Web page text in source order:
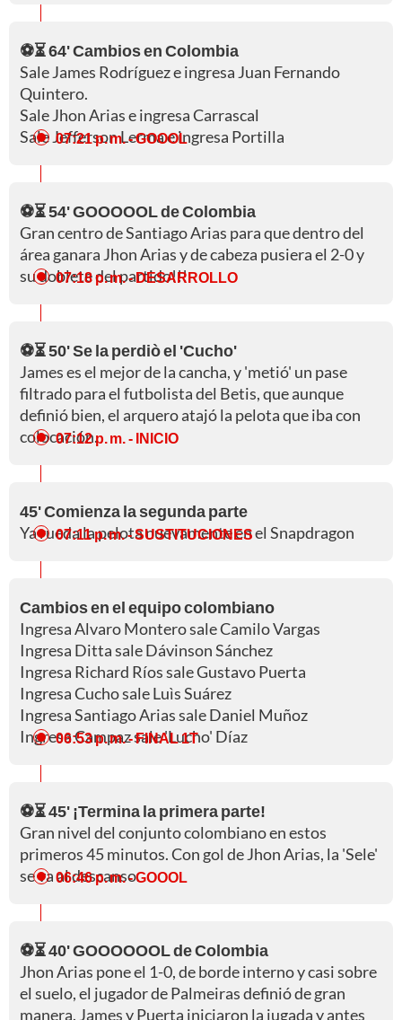
⚽⏳ 64' Cambios en Colombia
Sale James Rodríguez e ingresa Juan Fernando
Quintero.
Sale Jhon Arias e ingresa Carrascal
Sale Jefferson Lerma e ingresa Portilla
07:21 p. m.- GOOOL
⚽⏳ 54' GOOOOOL de Colombia
Gran centro de Santiago Arias para que dentro del
área ganara Jhon Arias y de cabeza pusiera el 2-0 y
su doblete del partido!!!
07:18 p. m.- DESARROLLO
⚽⏳ 50' Se la perdiò el 'Cucho'
James es el mejor de la cancha, y 'metió' un pase
filtrado para el futbolista del Betis, que aunque
definió bien, el arquero atajó la pelota que iba con
colocación.
07:12 p. m. - INICIO
45' Comienza la segunda parte
Ya rueda la pelota nuevamente en el Snapdragon
07:11 p. m.- SUSTITUCIONES
Cambios en el equipo colombiano
Ingresa Alvaro Montero sale Camilo Vargas
Ingresa Ditta sale Dávinson Sánchez
Ingresa Richard Ríos sale Gustavo Puerta
Ingresa Cucho sale Luìs Suárez
Ingresa Santiago Arias sale Daniel Muñoz
Ingresa Campaz sale 'Lucho' Díaz
06:53 p. m.- FINAL 1T
⚽⏳ 45' ¡Termina la primera parte!
Gran nivel del conjunto colombiano en estos
primeros 45 minutos. Con gol de Jhon Arias, la 'Sele'
se va al descanso.
06:46 p. m.- GOOOL
⚽⏳ 40' GOOOOOOL de Colombia
Jhon Arias pone el 1-0, de borde interno y casi sobre
el suelo, el jugador de Palmeiras definió de gran
manera. James y Puerta iniciaron la jugada y antes